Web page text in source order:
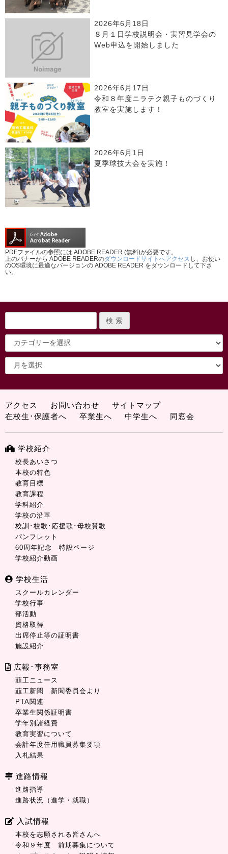
2026年6月18日
８月１日学校説明会・実習見学会の
Web申込を開始しました
2026年6月17日
令和８年度ニラテク親子ものづくり
教室を実施します！
2026年6月1日
夏季球技大会を実施！
PDFファイルの参照には ADOBE READER (無料)が必要です。
上のバナーから ADOBE READERのダウンロードサイトへアクセス し、お使い
のOS環境に最適なバージョンの ADOBE READER をダウンロードして下さ
い。
アクセス お問い合わせ
サイトマップ
在校生･保護者へ
卒業生へ 中学生へ 同窓会
学校紹介
校長あいさつ
本校の特色
教育目標
教育課程
学科紹介
学校の沿革
校訓･校歌･応援歌･母校賛歌
パンフレット
60周年記念 特設ページ
学校紹介動画
学校生活
スクールカレンダー
学校行事
部活動
資格取得
出席停止等の証明書
施設紹介
広報･事務室
韮工ニュース
韮工新聞 新聞委員会より
PTA関連
卒業生関係証明書
学年別諸経費
教育実習について
会計年度任用職員募集要項
入札結果
進路情報
進路指導
進路状況（進学・就職）
入試情報
本校を志願される皆さんへ
令和９年度 前期募集について